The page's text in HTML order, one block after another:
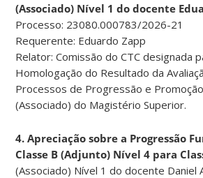
(Associado) Nível 1 do docente
Processo: 23080.000783/2026-21
Requerente: Eduardo Zapp
Relator: Comissão do CTC designada
Homologação do Resultado da
Processos de Progressão e
(Associado) do Magistério Superior.
4. Apreciação sobre a Progressão
Classe B (Adjunto) Nível 4 para
(Associado) Nível 1 do docente Daniel